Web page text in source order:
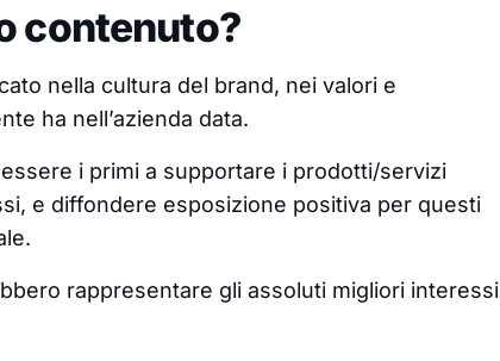
contenuto?
nella cultura del brand, nei valori e
ha nell’azienda data.
i primi a supportare i prodotti/servizi
e diffondere esposizione positiva per questi
rappresentare gli assoluti migliori interessi